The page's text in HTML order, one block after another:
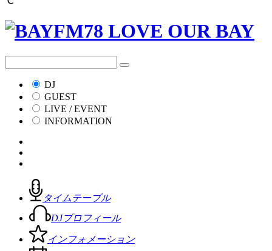
DJ
GUEST
LIVE / EVENT
INFORMATION
タイムテーブル
DJプロフィール
インフォメーション